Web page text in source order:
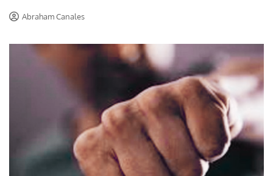
Abraham Canales